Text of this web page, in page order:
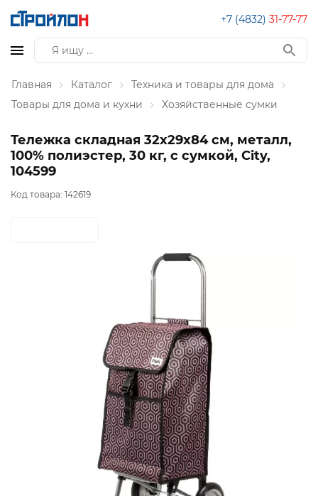
+7 (4832) 31-77-77
Главная Каталог
Техника и товары для дома
Товары для дома и кухни
Хозяйственные сумки
Тележка складная 32х29х84 см, металл,
100% полиэстер, 30 кг, с сумкой, City,
104599
Код товара: 142619